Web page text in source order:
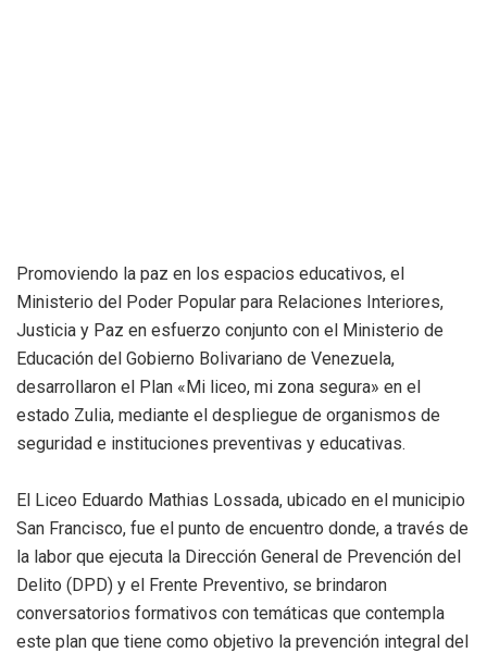
Promoviendo la paz en los espacios educativos, el
Ministerio del Poder Popular para Relaciones Interiores,
Justicia y Paz en esfuerzo conjunto con el Ministerio de
Educación del Gobierno Bolivariano de Venezuela,
desarrollaron el Plan «Mi liceo, mi zona segura» en el
estado Zulia, mediante el despliegue de organismos de
seguridad e instituciones preventivas y educativas.
El Liceo Eduardo Mathias Lossada, ubicado en el municipio
San Francisco, fue el punto de encuentro donde, a través de
la labor que ejecuta la Dirección General de Prevención del
Delito (DPD) y el Frente Preventivo, se brindaron
conversatorios formativos con temáticas que contempla
este plan que tiene como objetivo la prevención integral del